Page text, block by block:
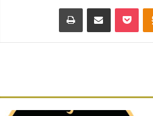
بوكيت مشاركة عبر البريد